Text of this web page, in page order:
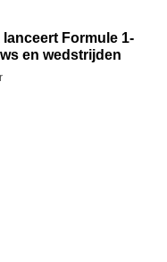
Formule 1-
en wedstrijden